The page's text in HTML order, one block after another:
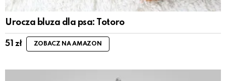
Urocza bluza dla psa: Totoro
51 zł ZOBACZ NA AMAZON